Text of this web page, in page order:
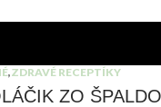
,ZDRAVÉ RECEPTÍKY
ZO